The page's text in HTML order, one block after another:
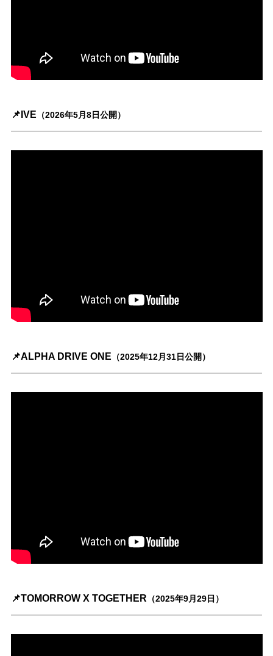
📌IVE （2026年5月8日公開）
📌ALPHA DRIVE ONE （2025年12月31日公開）
📌TOMORROW X TOGETHER （2025年9月29日）